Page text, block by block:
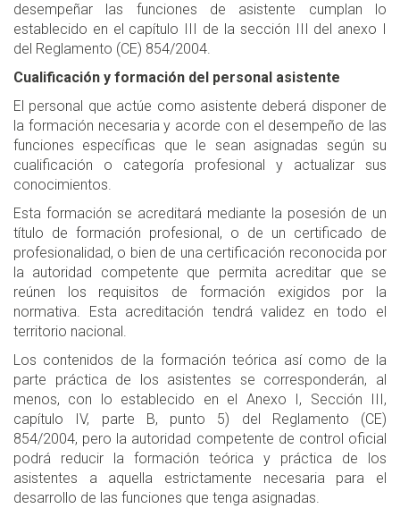
desempeñar las funciones de asistente cumplan lo
establecido en el capítulo III de la sección III del anexo I
del Reglamento (CE) 854/2004.
Cualificación y formación del personal asistente
El personal que actúe como asistente deberá disponer de
la formación necesaria y acorde con el desempeño de las
funciones específicas que le sean asignadas según su
cualificación o categoría profesional y actualizar sus
conocimientos.
Esta formación se acreditará mediante la posesión de un
título de formación profesional, o de un certificado de
profesionalidad, o bien de una certificación reconocida por
la autoridad competente que permita acreditar que se
reúnen los requisitos de formación exigidos por la
normativa. Esta acreditación tendrá validez en todo el
territorio nacional.
Los contenidos de la formación teórica así como de la
parte práctica de los asistentes se corresponderán, al
menos, con lo establecido en el Anexo I, Sección III,
capítulo IV, parte B, punto 5) del Reglamento (CE)
854/2004, pero la autoridad competente de control oficial
podrá reducir la formación teórica y práctica de los
asistentes a aquella estrictamente necesaria para el
desarrollo de las funciones que tenga asignadas.